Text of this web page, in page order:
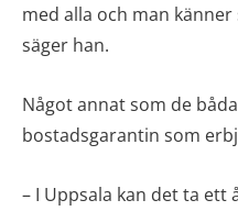
med alla och man
säger han.
Något annat som de
bostadsgarantin som
– I Uppsala kan det ta